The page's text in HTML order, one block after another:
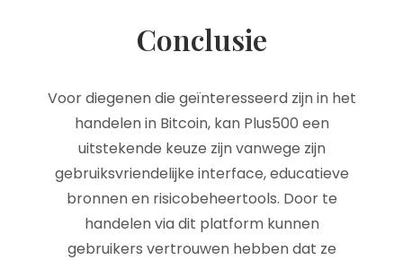
Conclusie
Voor diegenen die geïnteresseerd zijn in het
handelen in Bitcoin, kan Plus500 een
uitstekende keuze zijn vanwege zijn
gebruiksvriendelijke interface, educatieve
bronnen en risicobeheertools. Door te
handelen via dit platform kunnen
gebruikers vertrouwen hebben dat ze